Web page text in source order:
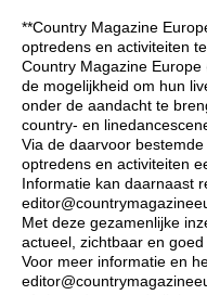
**Country Magazine
optredens en activiteiten
Country Magazine Europe
de mogelijkheid om hun
onder de aandacht te
country- en
Via de daarvoor
optredens en activiteiten
Informatie kan daarnaast
Met deze gezamenlijke
actueel, zichtbaar en goed
Voor meer informatie en